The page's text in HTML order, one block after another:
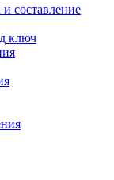
составление
ключ